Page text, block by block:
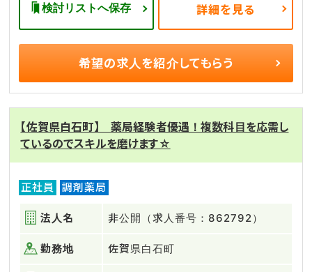
検討リストへ保存 詳細を見る
希望の求人を紹介してもらう
【佐賀県白石町】 薬局経験者優遇！複数科目を応需し
ているのでスキルを磨けます☆
正社員 調剤薬局
法人名 非公開（求人番号：862792）
勤務地 佐賀県白石町